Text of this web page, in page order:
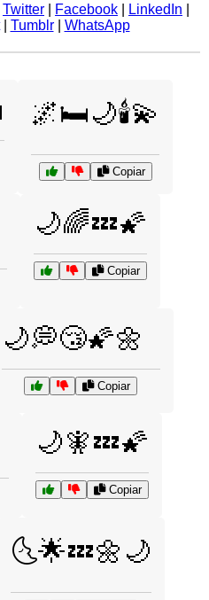
Twitter Facebook LinkedIn
| Tumblr| WhatsApp
🌌🛏️🌙🕯️💫
Copiar
🌙🌈💤🌠
Copiar
🌙💭😴🌠🌼
Copiar
🌙🧚💤🌠
Copiar
🌜🌟💤🌼🌙